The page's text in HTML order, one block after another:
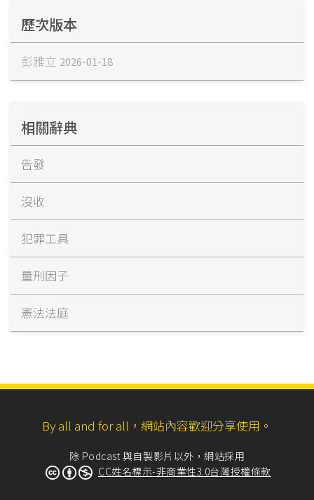
歷次版本
彭雅立 2026-01-18
相關辭典
告發
沒收
犯罪工具
量刑因子
憲法法庭
By all and for all，網站內容歡迎分享使用。
除 Podcast 與自製影片以外，網站採用
CC姓名標示-非商業性3.0台灣授權條款